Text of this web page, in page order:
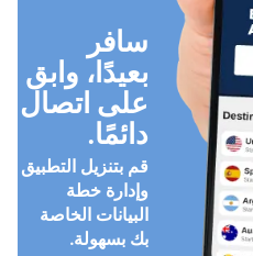
سافر
بعيدًا، وابق
على اتصال
دائمًا.
قم بتنزيل التطبيق
وإدارة خطة
البيانات الخاصة
بك بسهولة.